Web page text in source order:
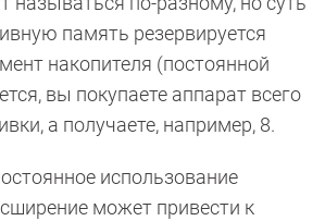
память резервируется
накопителя (постоянной
вы покупаете аппарат всего
а получаете, например, 8.
использование
может привести к